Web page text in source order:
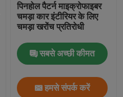
पिनहोल पैटर्न माइक्रोफाइबर
चमड़ा कार इंटीरियर के लिए
चमड़ा खरोंच प्रतिरोधी
सबसे अच्छी कीमत
हमसे संपर्क करें